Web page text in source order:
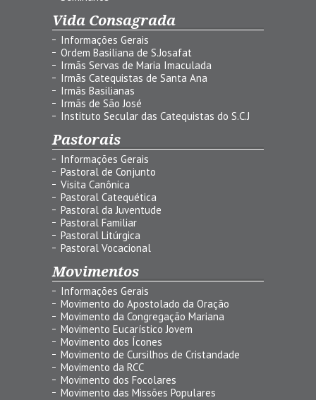
Vida Consagrada
Informações Gerais
Ordem Basiliana de S.Josafat
Irmãs Servas de Maria Imaculada
Irmãs Catequistas de Santa Ana
Irmãs Basilianas
Irmãs de São José
Instituto Secular das Catequistas do S.C.J
Pastorais
Informações Gerais
Pastoral de Conjunto
Visita Canônica
Pastoral Catequética
Pastoral da Juventude
Pastoral Familiar
Pastoral Litúrgica
Pastoral Vocacional
Movimentos
Informações Gerais
Movimento do Apostolado da Oração
Movimento da Congregação Mariana
Movimento Eucarístico Jovem
Movimento dos Ícones
Movimento de Cursilhos de Cristandade
Movimento da RCC
Movimento dos Focolares
Movimento das Missões Populares